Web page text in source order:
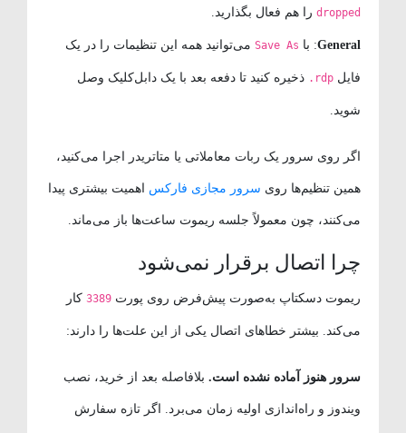
droppedرا هم فعال بگذارید.
General: با Save Asمی‌توانید همه این تنظیمات را در یک
فایل.rdpذخیره کنید تا دفعه بعد با یک دابل‌کلیک وصل
شوید.
اگر روی سرور یک ربات معاملاتی یا متاتریدر اجرا می‌کنید،
همین تنظیم‌ها رویسرور مجازی فارکساهمیت بیشتری پیدا
می‌کنند، چون معمولاً جلسه ریموت ساعت‌ها باز می‌ماند.
چرا اتصال برقرار نمی‌شود
ریموت دسکتاپ به‌صورت پیش‌فرض روی پورت 3389کار
می‌کند. بیشتر خطاهای اتصال یکی از این علت‌ها را دارند:
سرور هنوز آماده نشده است.بلافاصله بعد از خرید، نصب
ویندوز و راه‌اندازی اولیه زمان می‌برد. اگر تازه سفارش